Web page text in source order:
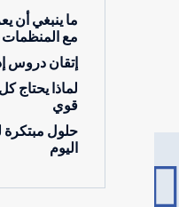
ما ينبغي أن
مع المنظمات
إتقان دروس
لماذا يحتاج
قوي
حلول مبتكرة
اليوم